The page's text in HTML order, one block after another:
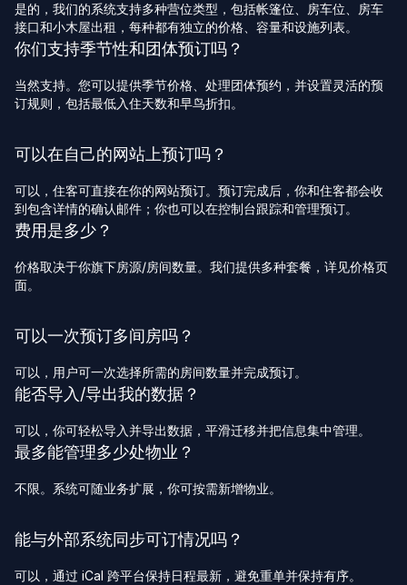
是的，我们的系统支持多种营位类型，包括帐篷位、房车位、房车
接口和小木屋出租，每种都有独立的价格、容量和设施列表。
你们支持季节性和团体预订吗？
当然支持。您可以提供季节价格、处理团体预约，并设置灵活的预
订规则，包括最低入住天数和早鸟折扣。
可以在自己的网站上预订吗？
可以，住客可直接在你的网站预订。预订完成后，你和住客都会收
到包含详情的确认邮件；你也可以在控制台跟踪和管理预订。
费用是多少？
价格取决于你旗下房源/房间数量。我们提供多种套餐，详见价格页
面。
可以一次预订多间房吗？
可以，用户可一次选择所需的房间数量并完成预订。
能否导入/导出我的数据？
可以，你可轻松导入并导出数据，平滑迁移并把信息集中管理。
最多能管理多少处物业？
不限。系统可随业务扩展，你可按需新增物业。
能与外部系统同步可订情况吗？
可以，通过 iCal 跨平台保持日程最新，避免重单并保持有序。